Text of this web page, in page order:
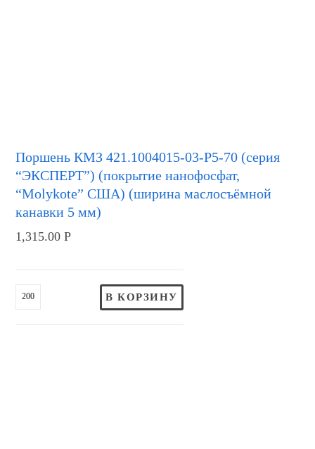
Поршень КМЗ 421.1004015-03-Р5-70 (серия
“ЭКСПЕРТ”) (покрытие нанофосфат,
“Molykote” США) (ширина маслосъёмной
канавки 5 мм)
1,315.00Р
В КОРЗИНУ